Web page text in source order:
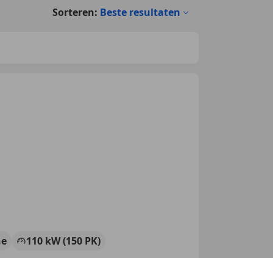
Sorteren: Beste resultaten
110 kW (150 PK)